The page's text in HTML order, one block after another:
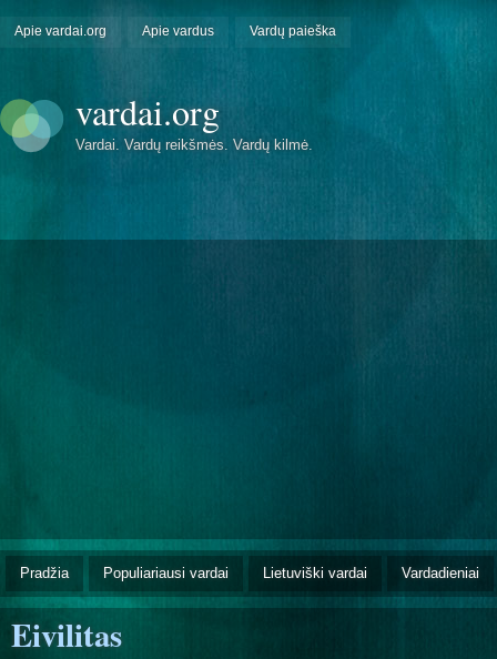
Apie vardai.org Apie vardus Vardų paieška
vardai.org
Vardai. Vardų reikšmės. Vardų kilmė.
Pradžia Populiariausi vardai Lietuviški vardai Vardadieniai
Eivilitas